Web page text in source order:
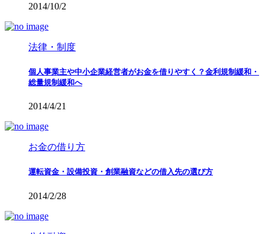
2014/10/2
法律・制度
個人事業主や中小企業経営者がお金を借りやすく？金利規制緩和・
総量規制緩和へ
2014/4/21
お金の借り方
運転資金・設備投資・創業融資などの借入先の選び方
2014/2/28